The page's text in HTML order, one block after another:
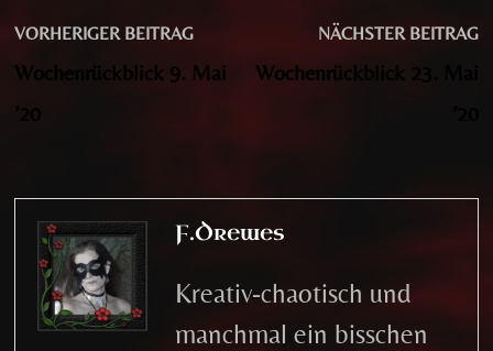
Beitragsnavigation
VORHERIGER BEITRAGVorheriger
Beitrag:
Wochenrückblick 9. Mai
’20
NÄCHSTER BEITRAG
Wochenrückblick 23. Mai
F.Drewes
Kreativ-chaotisch und
manchmal ein bisschen